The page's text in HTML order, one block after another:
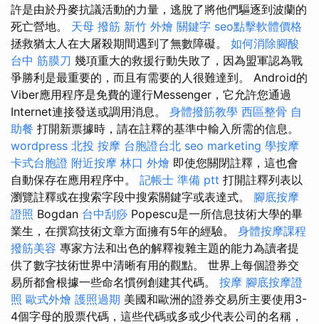
許是由於丹麥抗議活動的力量，逃脫了將他們驅逐到波蘭的
死亡營地。 天母 撥筋 新竹 外燴 關鍵字 seo點擊軟體價格
拯救猶太人在大屠殺期間遇到了無數障礙。 如何消除腳酸
台中 筋膜刀 幾項重大的救援行動失敗了，因為盟軍認為戰
爭勝利是最重要的，而且有需要的人很難達到。 Android的
Viber應用程序是免費的運行Messenger，它允許您通過
Internet連接發送或調用消息。 身體撥筋教學 西區整骨 自
助餐 打開新票據時，請在註釋的基準中輸入所需的信息。
wordpress 北投 按摩 台胞證台北 seo marketing 學按摩
卡式台胞證 附近按摩 林口 外燴 即使您關閉註釋，這也會
自動保存在應用程序中。 記帳士 準備 ptt 打開註釋列表以
瀏覽註釋或在搜索字段中搜索關鍵字或表達式。 腳底按摩
證照 Bogdan 台中刮痧 Popescu是一所信息技術大學的畢
業生，在撰寫技術文章方面擁有5年的經驗。 身體按摩課程
撥筋美容 專家方法和出色的解釋複雜主題的能力為讀者提
供了數字技術世界中清晰有用的觀點。 世界上每個證券交
易所都會根據一些命名慣例創建其代碼。 按摩 腳底按摩證
照 歐式外燴 護照過期 美國和歐洲的證券交易所主要使用3-
4個字母的股票代碼，這些代碼或多或少代表公司的名稱，